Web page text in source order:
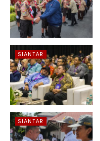
SIANTAR
SIANTAR